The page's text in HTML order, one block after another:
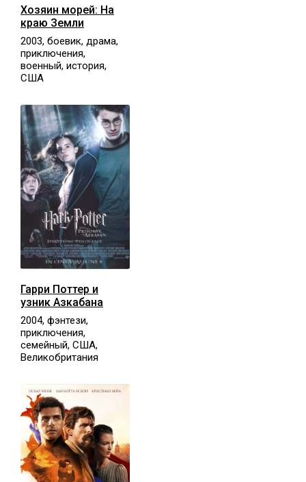
Хозяин морей: На
краю Земли
2003, боевик, драма,
приключения,
военный, история,
США
Гарри Поттер и
узник Азкабана
2004, фэнтези,
приключения,
семейный, США,
Великобритания